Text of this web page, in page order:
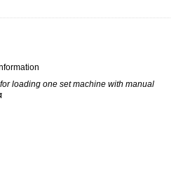
loading one set machine with manual